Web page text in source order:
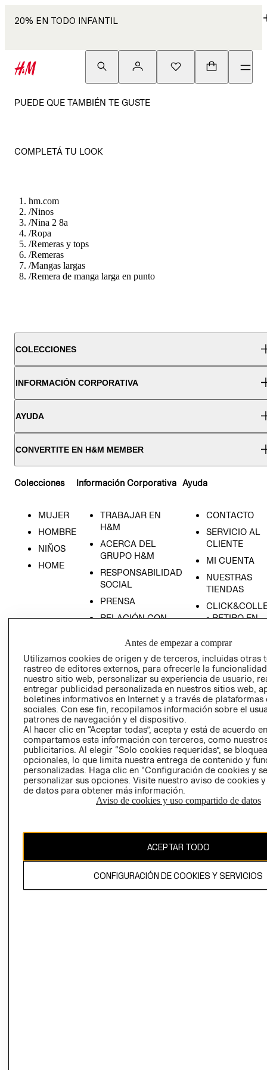
20% EN TODO INFANTIL
PUEDE QUE TAMBIÉN TE GUSTE
COMPLETÁ TU LOOK
hm.com
/Ninos
/Nina 2 8a
/Ropa
/Remeras y tops
/Remeras
/Mangas largas
/Remera de manga larga en punto
COLECCIONES
INFORMACIÓN CORPORATIVA
AYUDA
CONVERTITE EN H&M MEMBER
Colecciones
MUJER
HOMBRE
NIÑOS
HOME
Información Corporativa
TRABAJAR EN
H&M
ACERCA DEL
GRUPO H&M
RESPONSABILIDAD
SOCIAL
PRENSA
RELACIÓN CON
POLÍTICA
EMPRESARIAL
Ayuda
CONTACTO
SERVICIO AL
CLIENTE
MI CUENTA
NUESTRAS
TIENDAS
- RETIRO EN
TÉRMINOS Y
CONDICIONES
AVISO DE
PRIVACIDAD
GIFT CARD
COOKIES
CAMBIAR REGIÓN
El contenido de esta página web está protegido por copyright y es
Antes de empezar a comprar
Utilizamos cookies de origen y de terceros, incluidas otras
rastreo de editores externos, para ofrecerle la
nuestro sitio web, personalizar su experiencia de usuario,
entregar publicidad personalizada en nuestros sitios web,
boletines informativos en Internet y a través de plataformas
sociales. Con ese fin, recopilamos información sobre el
patrones de navegación y el dispositivo.
Al hacer clic en “Aceptar todas”, acepta y está de acuerdo
compartamos esta información con terceros, como
publicitarios. Al elegir “Solo cookies requeridas”, se
opcionales, lo que limita nuestra entrega de contenido y
personalizadas. Haga clic en “Configuración de cookies y
personalizar sus opciones. Visite nuestro aviso de cookies
de datos para obtener más información.
Aviso de cookies y uso compartido de datos
ACEPTAR TODO
CONFIGURACIÓN DE COOKIES Y SERVICIOS